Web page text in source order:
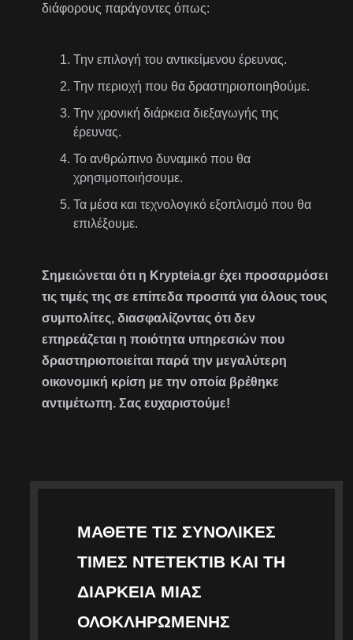
διάφορους παράγοντες όπως:
Την επιλογή του αντικείμενου έρευνας.
Την περιοχή που θα δραστηριοποιηθούμε.
Την χρονική διάρκεια διεξαγωγής της
έρευνας.
Το ανθρώπινο δυναμικό που θα
χρησιμοποιήσουμε.
Τα μέσα και τεχνολογικό εξοπλισμό που θα
επιλέξουμε.
Σημειώνεται ότι η Krypteia.gr έχει προσαρμόσει
τις τιμές της σε επίπεδα προσιτά για όλους τους
συμπολίτες, διασφαλίζοντας ότι δεν
επηρεάζεται η ποιότητα υπηρεσιών που
δραστηριοποιείται παρά την μεγαλύτερη
οικονομική κρίση με την οποία βρέθηκε
αντιμέτωπη. Σας ευχαριστούμε!
ΜΆΘΕΤΕ ΤΙΣ ΣΥΝΟΛΙΚΈΣ
ΤΙΜΈΣ ΝΤΕΤΈΚΤΙΒ ΚΑΙ ΤΗ
ΔΙΆΡΚΕΙΑ ΜΙΑΣ
ΟΛΟΚΛΗΡΩΜΈΝΗΣ